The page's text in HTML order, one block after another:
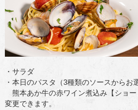
・サラダ
・本日のパスタ（3種類のソースからお
熊本あか牛の赤ワイン煮込み【ショー
変更できます。